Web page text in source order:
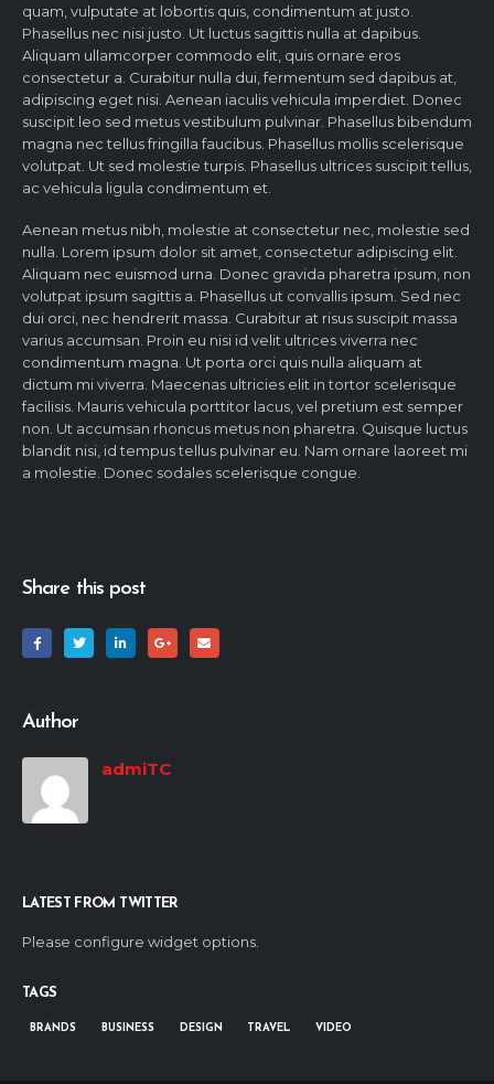
quam, vulputate at lobortis quis, condimentum at justo.
Phasellus nec nisi justo. Ut luctus sagittis nulla at dapibus.
Aliquam ullamcorper commodo elit, quis ornare eros
consectetur a. Curabitur nulla dui, fermentum sed dapibus at,
adipiscing eget nisi. Aenean iaculis vehicula imperdiet. Donec
suscipit leo sed metus vestibulum pulvinar. Phasellus bibendum
magna nec tellus fringilla faucibus. Phasellus mollis scelerisque
volutpat. Ut sed molestie turpis. Phasellus ultrices suscipit tellus,
ac vehicula ligula condimentum et.
Aenean metus nibh, molestie at consectetur nec, molestie sed
nulla. Lorem ipsum dolor sit amet, consectetur adipiscing elit.
Aliquam nec euismod urna. Donec gravida pharetra ipsum, non
volutpat ipsum sagittis a. Phasellus ut convallis ipsum. Sed nec
dui orci, nec hendrerit massa. Curabitur at risus suscipit massa
varius accumsan. Proin eu nisi id velit ultrices viverra nec
condimentum magna. Ut porta orci quis nulla aliquam at
dictum mi viverra. Maecenas ultricies elit in tortor scelerisque
facilisis. Mauris vehicula porttitor lacus, vel pretium est semper
non. Ut accumsan rhoncus metus non pharetra. Quisque luctus
blandit nisi, id tempus tellus pulvinar eu. Nam ornare laoreet mi
a molestie. Donec sodales scelerisque congue.
Share this post
Author
admiTC
LATEST FROM TWITTER
Please configure widget options.
TAGS
BRANDS BUSINESS DESIGN TRAVEL VIDEO